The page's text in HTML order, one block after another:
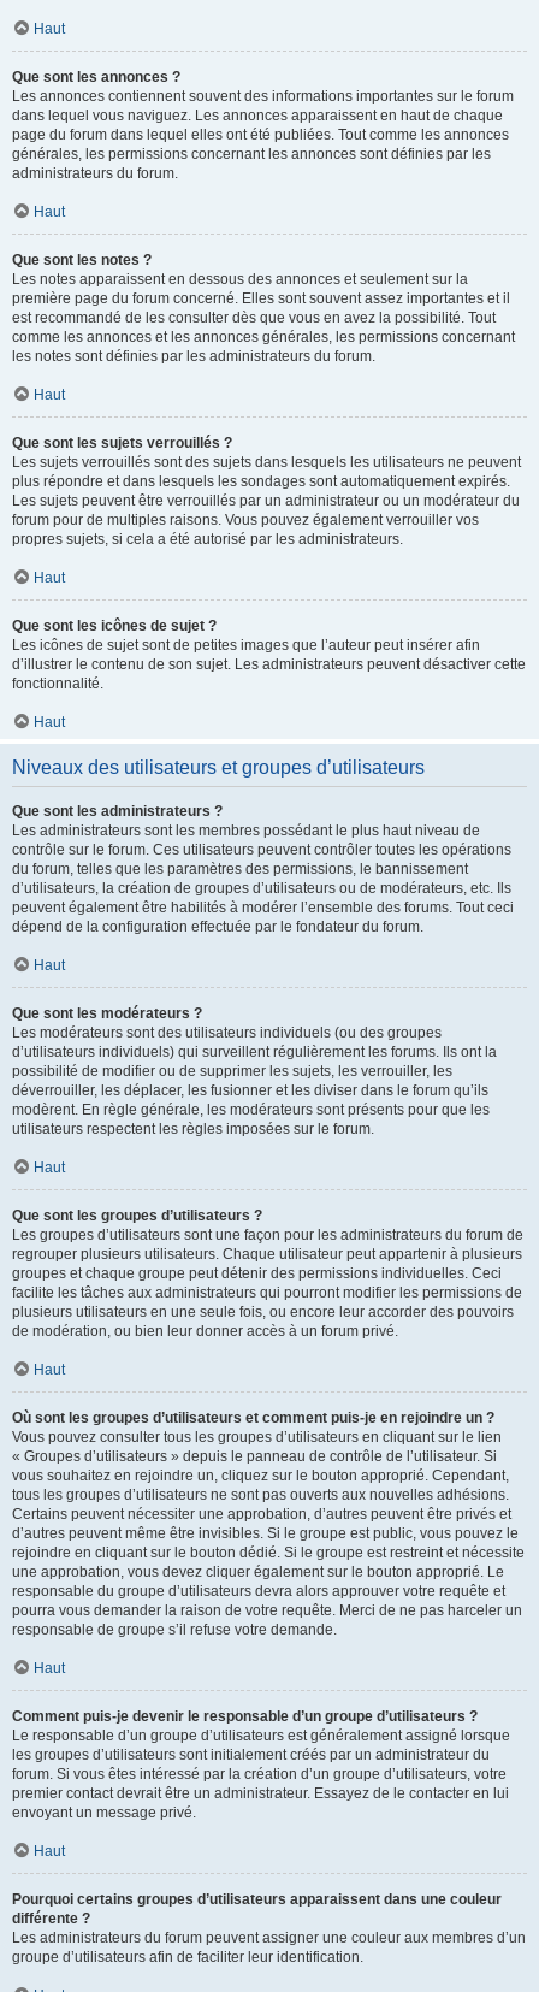
Haut
Que sont les annonces ?
Les annonces contiennent souvent des informations importantes sur le forum
dans lequel vous naviguez. Les annonces apparaissent en haut de chaque
page du forum dans lequel elles ont été publiées. Tout comme les annonces
générales, les permissions concernant les annonces sont définies par les
administrateurs du forum.
Haut
Que sont les notes ?
Les notes apparaissent en dessous des annonces et seulement sur la
première page du forum concerné. Elles sont souvent assez importantes et il
est recommandé de les consulter dès que vous en avez la possibilité. Tout
comme les annonces et les annonces générales, les permissions concernant
les notes sont définies par les administrateurs du forum.
Haut
Que sont les sujets verrouillés ?
Les sujets verrouillés sont des sujets dans lesquels les utilisateurs ne peuvent
plus répondre et dans lesquels les sondages sont automatiquement expirés.
Les sujets peuvent être verrouillés par un administrateur ou un modérateur du
forum pour de multiples raisons. Vous pouvez également verrouiller vos
propres sujets, si cela a été autorisé par les administrateurs.
Haut
Que sont les icônes de sujet ?
Les icônes de sujet sont de petites images que l’auteur peut insérer afin
d’illustrer le contenu de son sujet. Les administrateurs peuvent désactiver cette
fonctionnalité.
Haut
Niveaux des utilisateurs et groupes d’utilisateurs
Que sont les administrateurs ?
Les administrateurs sont les membres possédant le plus haut niveau de
contrôle sur le forum. Ces utilisateurs peuvent contrôler toutes les opérations
du forum, telles que les paramètres des permissions, le bannissement
d’utilisateurs, la création de groupes d’utilisateurs ou de modérateurs, etc. Ils
peuvent également être habilités à modérer l’ensemble des forums. Tout ceci
dépend de la configuration effectuée par le fondateur du forum.
Haut
Que sont les modérateurs ?
Les modérateurs sont des utilisateurs individuels (ou des groupes
d’utilisateurs individuels) qui surveillent régulièrement les forums. Ils ont la
possibilité de modifier ou de supprimer les sujets, les verrouiller, les
déverrouiller, les déplacer, les fusionner et les diviser dans le forum qu’ils
modèrent. En règle générale, les modérateurs sont présents pour que les
utilisateurs respectent les règles imposées sur le forum.
Haut
Que sont les groupes d’utilisateurs ?
Les groupes d’utilisateurs sont une façon pour les administrateurs du forum de
regrouper plusieurs utilisateurs. Chaque utilisateur peut appartenir à plusieurs
groupes et chaque groupe peut détenir des permissions individuelles. Ceci
facilite les tâches aux administrateurs qui pourront modifier les permissions de
plusieurs utilisateurs en une seule fois, ou encore leur accorder des pouvoirs
de modération, ou bien leur donner accès à un forum privé.
Haut
Où sont les groupes d’utilisateurs et comment puis-je en rejoindre un ?
Vous pouvez consulter tous les groupes d’utilisateurs en cliquant sur le lien
« Groupes d’utilisateurs » depuis le panneau de contrôle de l’utilisateur. Si
vous souhaitez en rejoindre un, cliquez sur le bouton approprié. Cependant,
tous les groupes d’utilisateurs ne sont pas ouverts aux nouvelles adhésions.
Certains peuvent nécessiter une approbation, d’autres peuvent être privés et
d’autres peuvent même être invisibles. Si le groupe est public, vous pouvez le
rejoindre en cliquant sur le bouton dédié. Si le groupe est restreint et nécessite
une approbation, vous devez cliquer également sur le bouton approprié. Le
responsable du groupe d’utilisateurs devra alors approuver votre requête et
pourra vous demander la raison de votre requête. Merci de ne pas harceler un
responsable de groupe s’il refuse votre demande.
Haut
Comment puis-je devenir le responsable d’un groupe d’utilisateurs ?
Le responsable d’un groupe d’utilisateurs est généralement assigné lorsque
les groupes d’utilisateurs sont initialement créés par un administrateur du
forum. Si vous êtes intéressé par la création d’un groupe d’utilisateurs, votre
premier contact devrait être un administrateur. Essayez de le contacter en lui
envoyant un message privé.
Haut
Pourquoi certains groupes d’utilisateurs apparaissent dans une couleur
différente ?
Les administrateurs du forum peuvent assigner une couleur aux membres d’un
groupe d’utilisateurs afin de faciliter leur identification.